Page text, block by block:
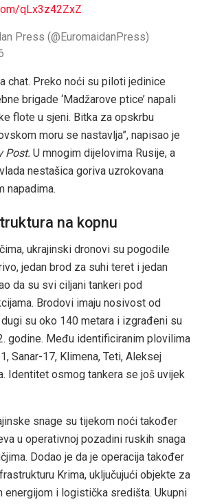
qLx3z42ZxZ
Press (@EuromaidanPress)
chat. Preko noći su piloti jedinice
brigade ‘Madžarove ptice’ napali
flote u sjeni. Bitka za opskrbu
moru se nastavlja”, napisao je
Post. U mnogim dijelovima Rusije, a
nestašica goriva uzrokovana
napadima.
na kopnu
ukrajinski dronovi su pogodile
jedan brod za suhi teret i jedan
da su svi ciljani tankeri pod
Brodovi imaju nosivost od
su oko 140 metara i izgrađeni su
godine. Među identificiranim plovilima
Sanar-17, Klimena, Teti, Aleksej
Identitet osmog tankera se još uvijek
snage su tijekom noći također
u operativnoj pozadini ruskih snaga
Dodao je da je operacija također
Krima, uključujući objekte za
energijom i logistička središta. Ukupni